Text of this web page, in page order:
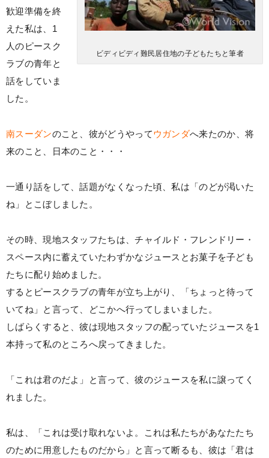
ビディビディ難民居住地の子どもたちと筆者
歓迎準備を終
えた私は、1
人のピースク
ラブの青年と
話をしていま
した。
南スーダンのこと、彼がどうやってウガンダへ来たのか、将
来のこと、日本のこと・・・
一通り話をして、話題がなくなった頃、私は「のどが渇いた
ね」とこぼしました。
その時、現地スタッフたちは、チャイルド・フレンドリー・
スペース内に蓄えていたわずかなジュースとお菓子を子ども
たちに配り始めました。
するとピースクラブの青年が立ち上がり、「ちょっと待って
いてね」と言って、どこかへ行ってしまいました。
しばらくすると、彼は現地スタッフの配っていたジュースを1
本持って私のところへ戻ってきました。
「これは君のだよ」と言って、彼のジュースを私に譲ってく
れました。
私は、「これは受け取れないよ。これは私たちがあなたたち
のために用意したものだから」と言って断るも、彼は「君は